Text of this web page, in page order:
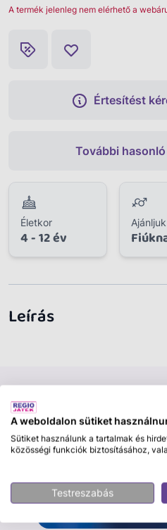
A termék jelenleg nem elérhető a
Értesítést
További
Életkor
4 - 12 év
Ajánljuk
Leírás
A weboldalon sütiket
Sütiket használunk a tartalmak és
közösségi funkciók biztosításához,
Testreszabás